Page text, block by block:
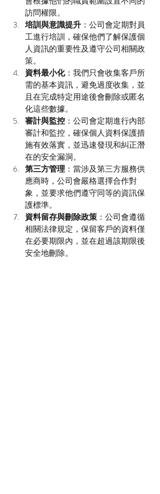
訪問權限。
培訓與意識提升 ：公司會定期對員
工進行培訓，確保他們了解保護個
人資訊的重要性及遵守公司相關政
策。
資料最小化：我們只會收集客戶所
需的基本資訊，避免過度收集，並
且在完成特定用途後會刪除或匿名
化這些數據。
審計與監控 ：公司會定期進行內部
審計和監控，確保個人資料保護措
施有效落實，並迅速發現和糾正潛
在的安全漏洞。
第三方管理：當涉及第三方服務供
應商時，公司會嚴格選擇合作對
象，並要求他們遵守同等的資訊保
護標準。
資料留存與刪除政策 ：公司會遵循
相關法律規定，保留客戶的資料僅
在必要期限內，並在超過該期限後
安全地刪除。